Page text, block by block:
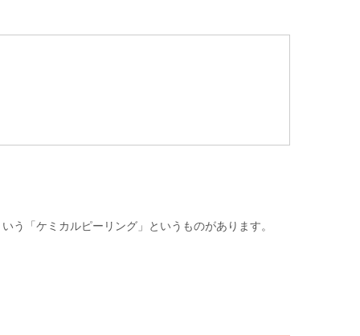
う「ケミカルピーリング」というものがあります。